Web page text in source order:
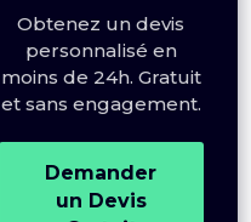
Obtenez un devis
personnalisé en
moins de 24h. Gratuit
et sans engagement.
Demander
un Devis
Gratuit
✓ Réponse rapide • ✓
Sur-mesure • ✓